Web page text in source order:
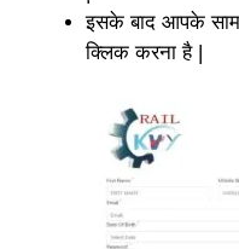
इसके बाद आपके
क्लिक करना है |